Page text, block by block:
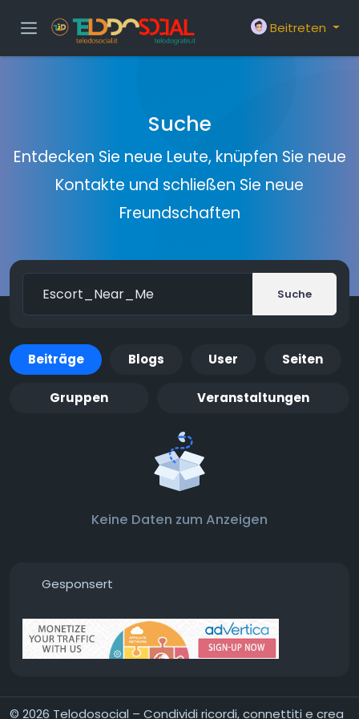
Beitreten
Suche
Entdecken Sie neue Leute, knüpfen Sie neue
Kontakte und schließen Sie neue
Freundschaften
Suche
Beiträge Blogs User Seiten
Gruppen Veranstaltungen
Keine Daten zum Anzeigen
Gesponsert
© 2026 Telodosocial – Condividi ricordi, connettiti e crea